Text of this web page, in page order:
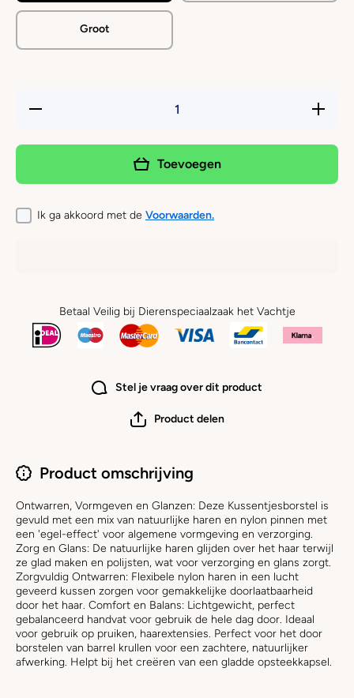
Groot
Hoeveelheid
Verhoog
Toevoegen
Ik ga akkoord met de Voorwaarden.
Betaal Veilig bij Dierenspeciaalzaak het Vachtje
Stel je vraag over dit product
Product delen
Product omschrijving
Ontwarren, Vormgeven en Glanzen: Deze Kussentjesborstel is
gevuld met een mix van natuurlijke haren en nylon pinnen met
een 'egel-effect' voor algemene vormgeving en verzorging.
Zorg en Glans: De natuurlijke haren glijden over het haar terwijl
ze glad maken en polijsten, wat voor verzorging en glans zorgt.
Zorgvuldig Ontwarren: Flexibele nylon haren in een lucht
geveerd kussen zorgen voor gemakkelijke doorlaatbaarheid
door het haar. Comfort en Balans: Lichtgewicht, perfect
gebalanceerd handvat voor gebruik de hele dag door. Ideaal
voor gebruik op pruiken, haarextensies. Perfect voor het door
borstelen van barrel krullen voor een zachtere, natuurlijker
afwerking. Helpt bij het creëren van een gladde opsteekkapsel.